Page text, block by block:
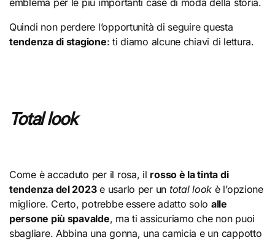
emblema per le più importanti case di moda della storia.
Quindi non perdere l’opportunità di seguire questa
tendenza di stagione: ti diamo alcune chiavi di lettura.
Total look
Come è accaduto per il rosa, il rosso è la tinta di
tendenza del 2023e usarlo per un total look è l’opzione
migliore. Certo, potrebbe essere adatto solo alle
persone più spavalde, ma ti assicuriamo che non puoi
sbagliare. Abbina una gonna, una camicia e un cappotto